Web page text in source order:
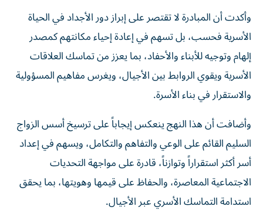
وأكدت أن المبادرة لا تقتصر على إبراز دور الأجداد في الحياة
الأسرية فحسب، بل تسهم في إعادة إحياء مكانتهم كمصدر
إلهام وتوجيه للأبناء والأحفاد، بما يعزز من تماسك العلاقات
الأسرية ويقوي الروابط بين الأجيال، ويغرس مفاهيم المسؤولية
والاستقرار في بناء الأسرة.
وأضافت أن هذا النهج ينعكس إيجاباً على ترسيخ أسس الزواج
السليم القائم على الوعي والتفاهم والتكامل، ويسهم في إعداد
أسر أكثر استقراراً وتوازناً، قادرة على مواجهة التحديات
الاجتماعية المعاصرة، والحفاظ على قيمها وهويتها، بما يحقق
استدامة التماسك الأسري عبر الأجيال.